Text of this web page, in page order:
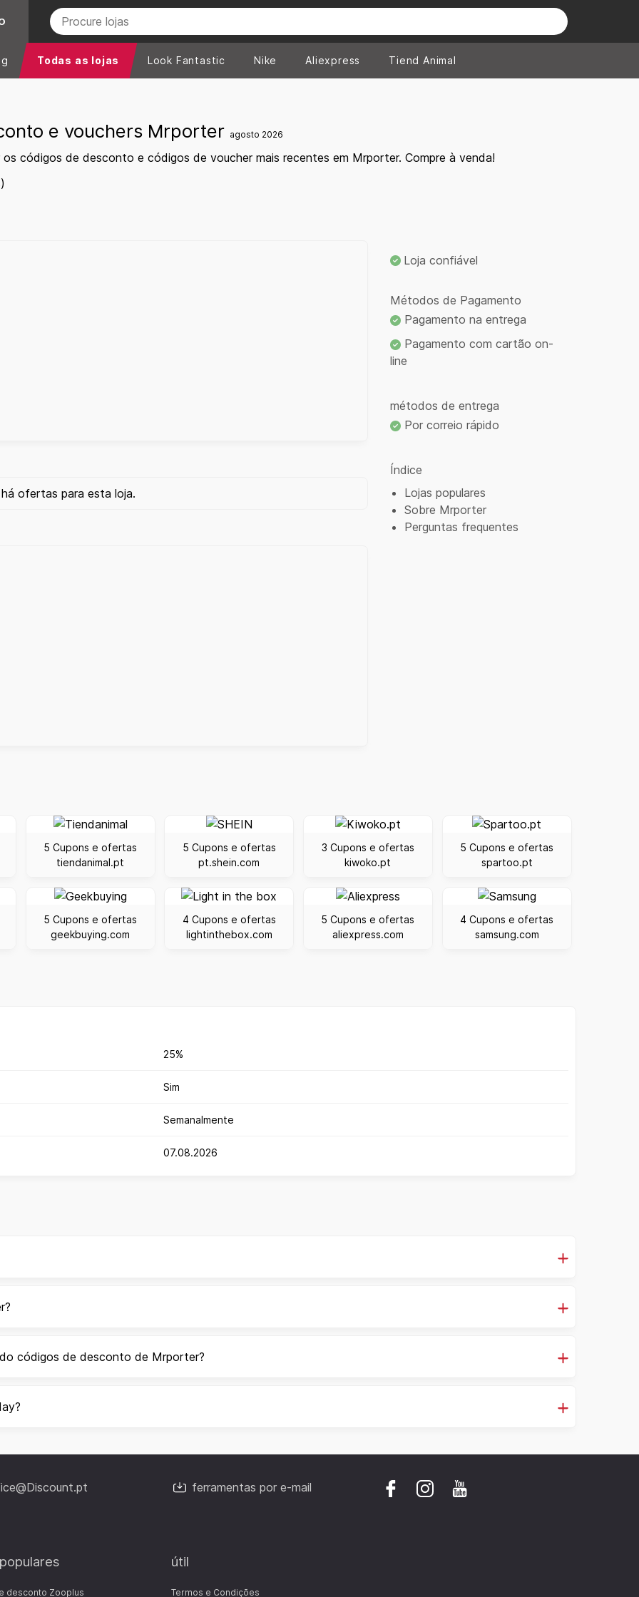
Todas as lojas Look Fantastic Nike Aliexpress Tiend Animal
e vouchers Mrporter agosto 2026
códigos de desconto e códigos de voucher mais recentes em Mrporter. Compre à venda!
ofertas para esta loja.
Loja confiável
Métodos de Pagamento
Pagamento na entrega
Pagamento com cartão on-
line
métodos de entrega
Por correio rápido
Índice
Lojas populares
Sobre Mrporter
Perguntas frequentes
5 Cupons e ofertas
tiendanimal.pt
5 Cupons e ofertas
pt.shein.com
3 Cupons e ofertas
kiwoko.pt
5 Cupons e ofertas
spartoo.pt
5 Cupons e ofertas
geekbuying.com
4 Cupons e ofertas
lightinthebox.com
5 Cupons e ofertas
aliexpress.com
4 Cupons e ofertas
samsung.com
25%
Sim
Semanalmente
07.08.2026
códigos de desconto de Mrporter?
ferramentas por e-mail
desconto Zooplus
útil
Termos e Condições